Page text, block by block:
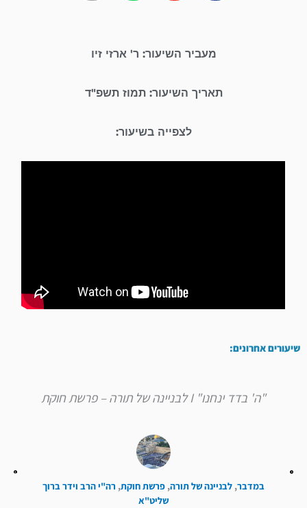
מעביר השיעור: ר' ארזי זיו
תאריך השיעור: תמוז תשפ"ד
לצפייה בשיעור:
שיעורים אחרונים:
"ה' בדד ינחנו" I לבניינה של תורה – פרשת חוקת
במדבר, לבניינה של תורה, פרשת חוקת, רה"י הרב וידר ברוך
שליט"א